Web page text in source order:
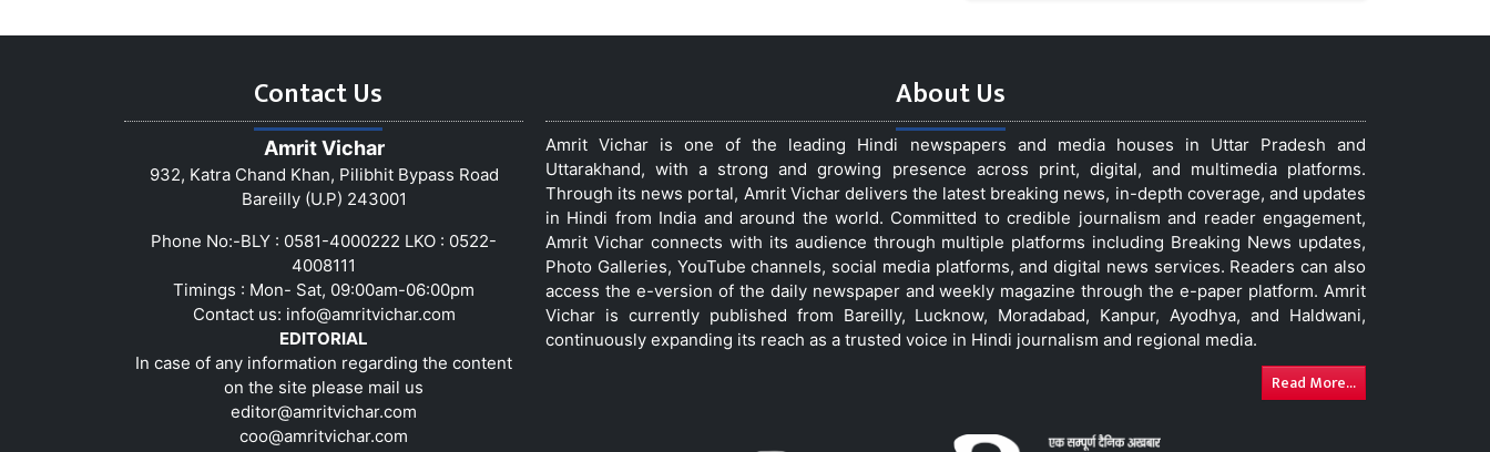
Contact Us
Amrit Vichar
932, Katra Chand Khan, Pilibhit Bypass Road
Bareilly (U.P) 243001
Phone No:-BLY : 0581-4000222 LKO : 0522-
4008111
Timings : Mon- Sat, 09:00am-06:00pm
Contact us: info@amritvichar.com
EDITORIAL
In case of any information regarding the content
on the site please mail us
editor@amritvichar.com
coo@amritvichar.com
About Us
Amrit Vichar is one of the leading Hindi newspapers and media houses in Uttar Pradesh and
Uttarakhand, with a strong and growing presence across print, digital, and multimedia platforms.
Through its news portal, Amrit Vichar delivers the latest breaking news, in-depth coverage, and updates
in Hindi from India and around the world. Committed to credible journalism and reader engagement,
Amrit Vichar connects with its audience through multiple platforms including Breaking News updates,
Photo Galleries, YouTube channels, social media platforms, and digital news services. Readers can also
access the e-version of the daily newspaper and weekly magazine through the e-paper platform. Amrit
Vichar is currently published from Bareilly, Lucknow, Moradabad, Kanpur, Ayodhya, and Haldwani,
continuously expanding its reach as a trusted voice in Hindi journalism and regional media.
Read More...